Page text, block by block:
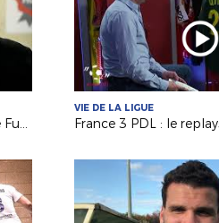
A la découverte de l'Etoile Lavalloise Futsal (D2 FFF)
VIE DE LA LIGUE